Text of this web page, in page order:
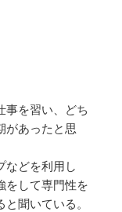
事を習い、どち
があったと思
などを利用し
をして専門性を
聞いている。